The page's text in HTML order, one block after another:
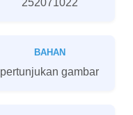
BAHAN
pertunjukan gambar